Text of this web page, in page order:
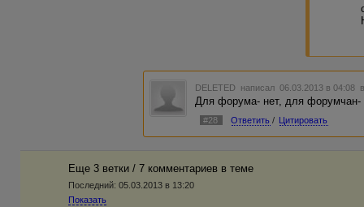
DELETED написал 06.03.2013 в 04:08
Для форума- нет, для форумчан-
#28 Ответить / Цитировать
Еще 3 ветки / 7 комментариев в темe
Последний: 05.03.2013 в 13:20
Показать